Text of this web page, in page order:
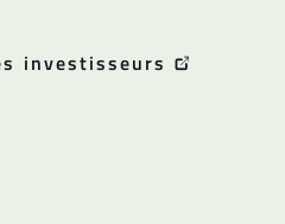
investisseurs